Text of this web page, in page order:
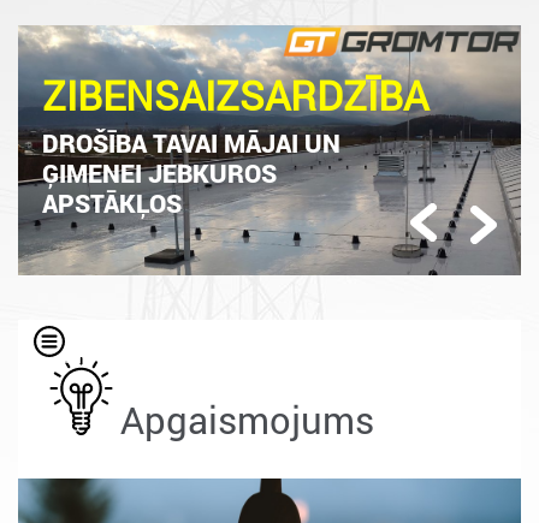
ZIBENSAIZSARDZĪBA
DROŠĪBA TAVAI MĀJAI UN
ĢIMENEI JEBKUROS
APSTĀKĻOS
PreviousNext
Apgaismojums